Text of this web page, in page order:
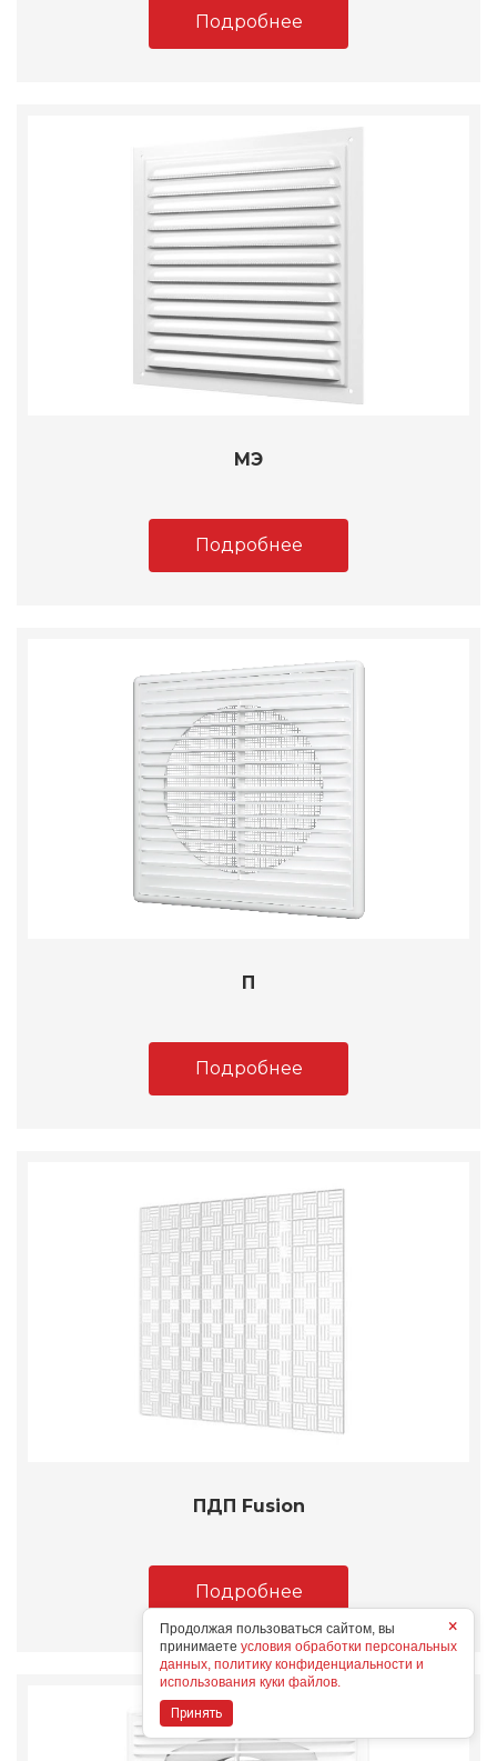
Подробнее
МЭ
Подробнее
П
Подробнее
ПДП Fusion
Подробнее
×
Продолжая пользоваться сайтом, вы
принимаете условия обработки персональных
данных, политику конфиденциальности и
использования куки файлов.
Принять